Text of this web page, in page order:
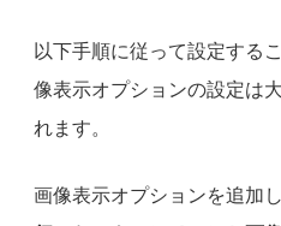
以下手順に従って設定する
像表示オプションの設定は
れます。
画像表示オプションを追加